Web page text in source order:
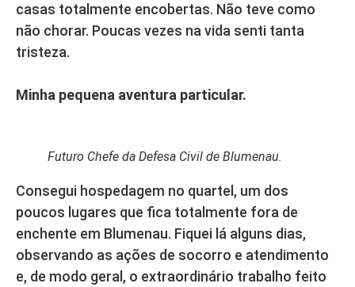
casas totalmente encobertas. Não teve como
não chorar. Poucas vezes na vida senti tanta
tristeza.
Minha pequena aventura particular.
Futuro Chefe da Defesa Civil de Blumenau.
Consegui hospedagem no quartel, um dos
poucos lugares que fica totalmente fora de
enchente em Blumenau. Fiquei lá alguns dias,
observando as ações de socorro e atendimento
e, de modo geral, o extraordinário trabalho feito